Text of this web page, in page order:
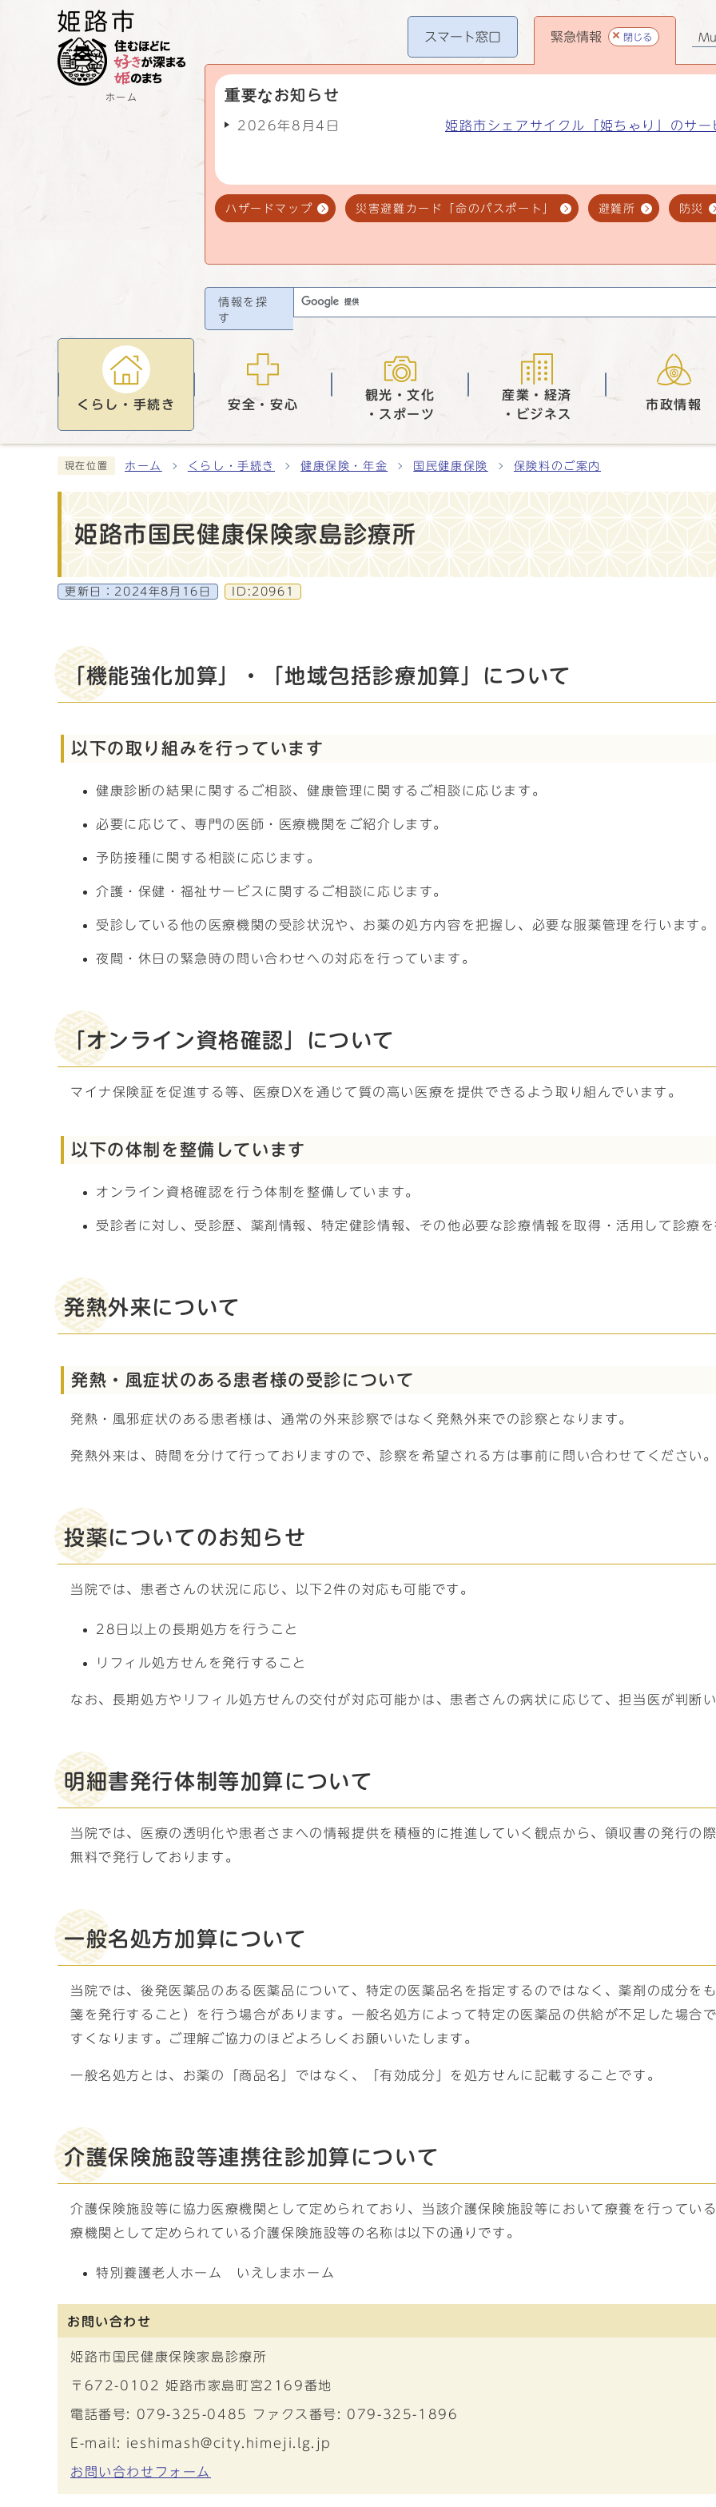
ホーム
スマート窓口 緊急情報 閉じる
重要なお知らせ
2026年8月4日 姫路市シェアサイクル「姫ちゃり」のサ
ハザードマップ 災害避難カード「命のパスポート」 避難所 防災
情報を探
す
くらし・手続き 安全・安心
観光・文化
・スポーツ
産業・経済
・ビジネス
市政情報
現在位置 ホーム くらし・手続き 健康保険・年金 国民健康保険 保険料のご案内
姫路市国民健康保険家島診療所
更新日： 2024年8月16日 ID:20961
「機能強化加算」・「地域包括診療加算」について
以下の取り組みを行っています
健康診断の結果に関するご相談、健康管理に関するご相談に応じます。
必要に応じて、専門の医師・医療機関をご紹介します。
予防接種に関する相談に応じます。
介護・保健・福祉サービスに関するご相談に応じます。
受診している他の医療機関の受診状況や、お薬の処方内容を把握し、必要な服薬管理を行います。
夜間・休日の緊急時の問い合わせへの対応を行っています。
「オンライン資格確認」について
マイナ保険証を促進する等、医療DXを通じて質の高い医療を提供できるよう取り組んでいます。
以下の体制を整備しています
オンライン資格確認を行う体制を整備しています。
受診者に対し、受診歴、薬剤情報、特定健診情報、その他必要な診療情報を取得・活用して診療を
発熱外来について
発熱・風症状のある患者様の受診について
発熱・風邪症状のある患者様は、通常の外来診察ではなく発熱外来での診察となります。
発熱外来は、時間を分けて行っておりますので、診察を希望される方は事前に問い合わせてください。
投薬についてのお知らせ
当院では、患者さんの状況に応じ、以下2件の対応も可能です。
28日以上の長期処方を行うこと
リフィル処方せんを発行すること
なお、長期処方やリフィル処方せんの交付が対応可能かは、患者さんの病状に応じて、担当医が判断い
明細書発行体制等加算について
当院では、医療の透明化や患者さまへの情報提供を積極的に推進していく観点から、領収書の発行の
無料で発行しております。
一般名処方加算について
当院では、後発医薬品のある医薬品について、特定の医薬品名を指定するのではなく、薬剤の成分を
箋を発行すること）を行う場合があります。一般名処方によって特定の医薬品の供給が不足した場合
すくなります。ご理解ご協力のほどよろしくお願いいたします。
一般名処方とは、お薬の「商品名」ではなく、「有効成分」を処方せんに記載することです。
介護保険施設等連携往診加算について
介護保険施設等に協力医療機関として定められており、当該介護保険施設等において療養を行ってい
療機関として定められている介護保険施設等の名称は以下の通りです。
特別養護老人ホーム いえしまホーム
お問い合わせ
姫路市国民健康保険家島診療所
〒672-0102 姫路市家島町宮2169番地
電話番号: 079-325-0485 ファクス番号: 079-325-1896
E-mail: ieshimash@city.himeji.lg.jp
お問い合わせフォーム